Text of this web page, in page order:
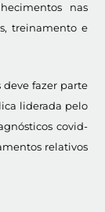
nas
treinamento e
deve fazer parte
liderada pelo
covid-
relativos